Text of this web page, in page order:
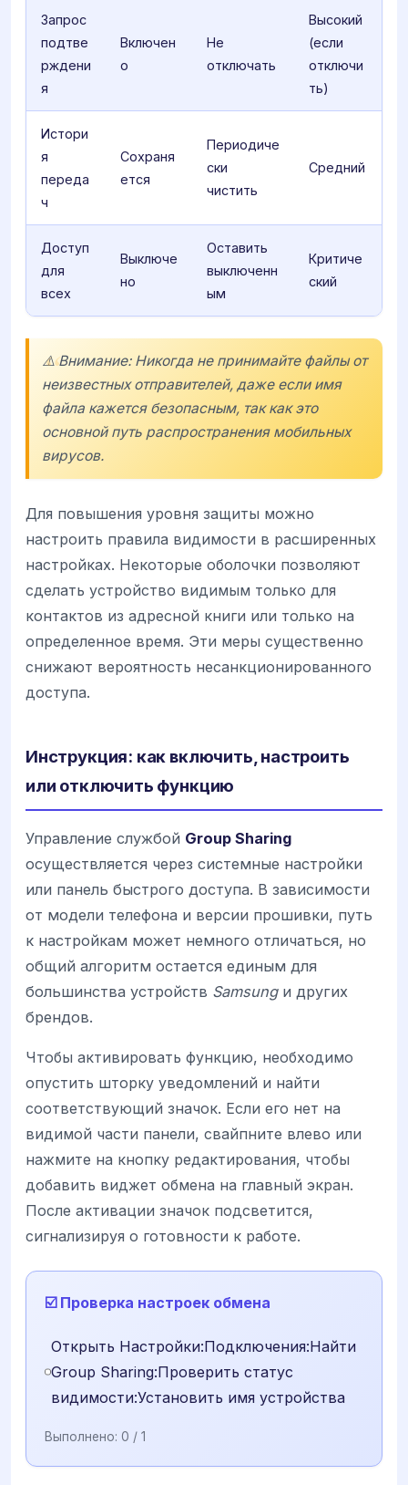
Запрос
подтве
рждени
я
Включен
о
Не
отключать
Высокий
(если
отключи
ть)
Истори
я
переда
ч
Сохраня
ется
Периодиче
ски
чистить
Средний
Доступ
для
всех
Выключе
но
Оставить
выключенн
ым
Критиче
ский
⚠️ Внимание: Никогда не принимайте файлы от
неизвестных отправителей, даже если имя
файла кажется безопасным, так как это
основной путь распространения мобильных
вирусов.
Для повышения уровня защиты можно
настроить правила видимости в расширенных
настройках. Некоторые оболочки позволяют
сделать устройство видимым только для
контактов из адресной книги или только на
определенное время. Эти меры существенно
снижают вероятность несанкционированного
доступа.
Инструкция: как включить, настроить
или отключить функцию
Управление службой Group Sharing
осуществляется через системные настройки
или панель быстрого доступа. В зависимости
от модели телефона и версии прошивки, путь
к настройкам может немного отличаться, но
общий алгоритм остается единым для
большинства устройств Samsungи других
брендов.
Чтобы активировать функцию, необходимо
опустить шторку уведомлений и найти
соответствующий значок. Если его нет на
видимой части панели, свайпните влево или
нажмите на кнопку редактирования, чтобы
добавить виджет обмена на главный экран.
После активации значок подсветится,
сигнализируя о готовности к работе.
☑️ Проверка настроек обмена
Открыть Настройки:Подключения:Найти
Group Sharing:Проверить статус
видимости:Установить имя устройства
Выполнено: 0 / 1